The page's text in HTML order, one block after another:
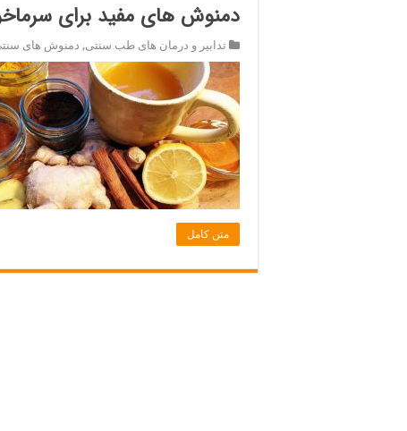
دمنوش های مفید برای
تدابیر و درمان های طب سنتی, دمنوش های
متن کامل